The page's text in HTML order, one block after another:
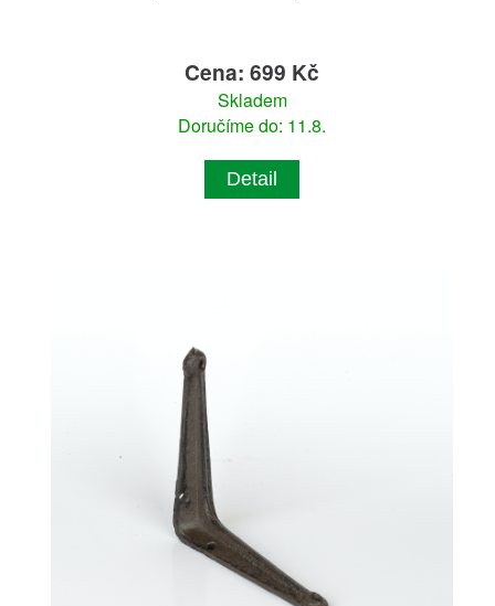
Cena: 699 Kč
Skladem
Doručíme do: 11.8.
Detail